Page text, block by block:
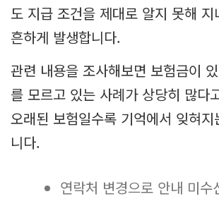
도 지급 조건을 제대로 알지 못해 지
흔하게 발생합니다.
관련 내용을 조사해보면 보험금이
를 모르고 있는 사례가 상당히 많다
오래된 보험일수록 기억에서 잊혀
니다.
연락처 변경으로 안내 미수